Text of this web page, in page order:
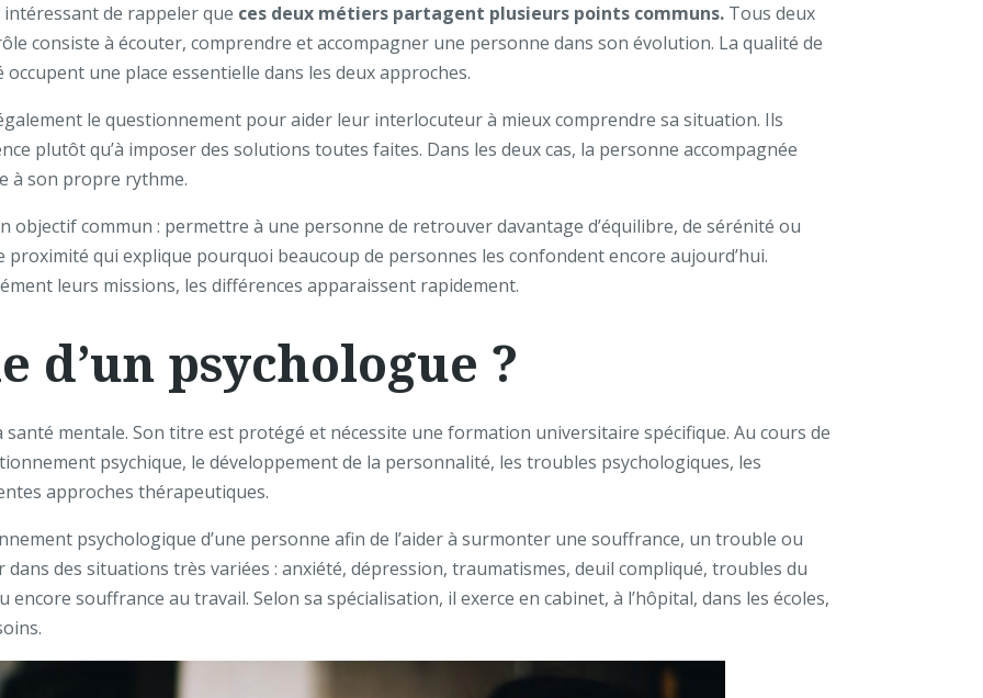
de rappeler que ces deux métiers partagent plusieurs points communs. Tous deux
consiste à écouter, comprendre et accompagner une personne dans son évolution. La qualité de
une place essentielle dans les deux approches.
le questionnement pour aider leur interlocuteur à mieux comprendre sa situation. Ils
plutôt qu’à imposer des solutions toutes faites. Dans les deux cas, la personne accompagnée
à son propre rythme.
objectif commun : permettre à une personne de retrouver davantage d’équilibre, de sérénité ou
proximité qui explique pourquoi beaucoup de personnes les confondent encore aujourd’hui.
leurs missions, les différences apparaissent rapidement.
d’un psychologue ?
mentale. Son titre est protégé et nécessite une formation universitaire spécifique. Au cours de
psychique, le développement de la personnalité, les troubles psychologiques, les
approches thérapeutiques.
psychologique d’une personne afin de l’aider à surmonter une souffrance, un trouble ou
des situations très variées : anxiété, dépression, traumatismes, deuil compliqué, troubles du
souffrance au travail. Selon sa spécialisation, il exerce en cabinet, à l’hôpital, dans les écoles,